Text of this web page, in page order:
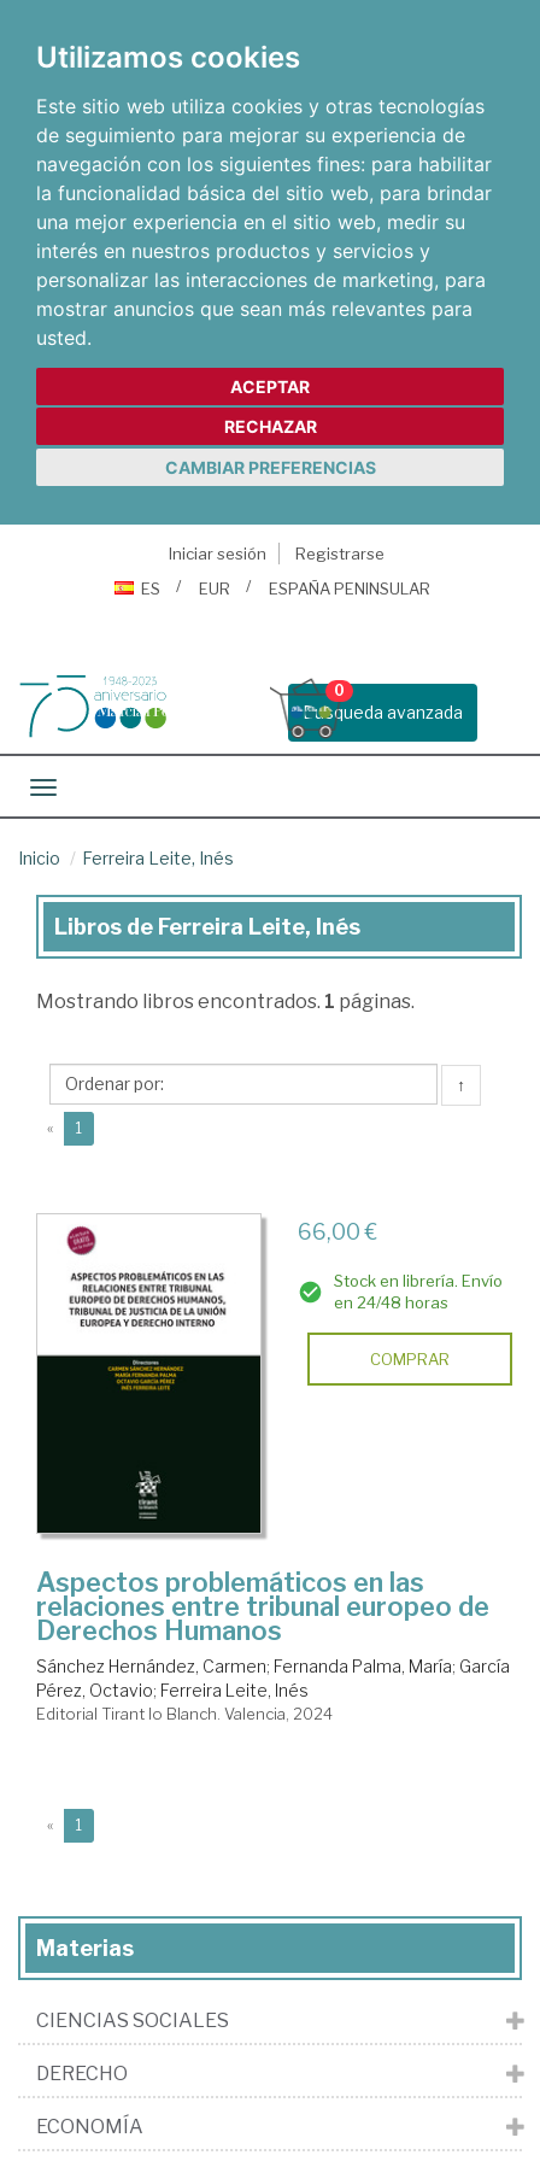
Utilizamos cookies
Este sitio web utiliza cookies y otras tecnologías
de seguimiento para mejorar su experiencia de
navegación con los siguientes fines: para habilitar
la funcionalidad básica del sitio web, para brindar
una mejor experiencia en el sitio web, medir su
interés en nuestros productos y servicios y
personalizar las interacciones de marketing, para
mostrar anuncios que sean más relevantes para
usted.
ACEPTAR
RECHAZAR
CAMBIAR PREFERENCIAS
Iniciar sesión
Registrarse
ES
EUR ESPAÑA PENINSULAR
Busqueda avanzada
0
Toggle navigation
Inicio Ferreira Leite, Inés
Libros
Ferreira
Inés
Libros de Ferreira Leite, Inés
Mostrando libros encontrados. 1 páginas.
↑
« 1
66,00 €
Stock en librería. Envío
en 24/48 horas
COMPRAR
Aspectos problemáticos en las
relaciones entre tribunal europeo de
Derechos Humanos
Sánchez Hernández, Carmen; Fernanda Palma, María; García
Pérez, Octavio; Ferreira Leite, Inés
Editorial Tirant lo Blanch. Valencia, 2024
« 1
Materias
CIENCIAS SOCIALES
DERECHO
ECONOMÍA